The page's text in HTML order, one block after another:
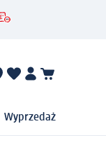
Wyprzedaż